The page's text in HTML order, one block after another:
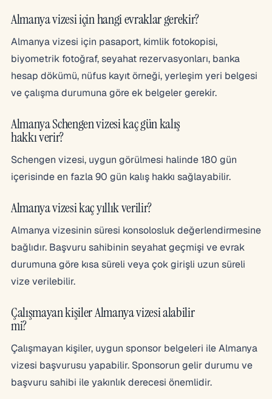
Almanya vizesi için hangi evraklar gerekir?
Almanya vizesi için pasaport, kimlik fotokopisi,
biyometrik fotoğraf, seyahat rezervasyonları, banka
hesap dökümü, nüfus kayıt örneği, yerleşim yeri belgesi
ve çalışma durumuna göre ek belgeler gerekir.
Almanya Schengen vizesi kaç gün kalış
hakkı verir?
Schengen vizesi, uygun görülmesi halinde 180 gün
içerisinde en fazla 90 gün kalış hakkı sağlayabilir.
Almanya vizesi kaç yıllık verilir?
Almanya vizesinin süresi konsolosluk değerlendirmesine
bağlıdır. Başvuru sahibinin seyahat geçmişi ve evrak
durumuna göre kısa süreli veya çok girişli uzun süreli
vize verilebilir.
Çalışmayan kişiler Almanya vizesi alabilir
mi?
Çalışmayan kişiler, uygun sponsor belgeleri ile Almanya
vizesi başvurusu yapabilir. Sponsorun gelir durumu ve
başvuru sahibi ile yakınlık derecesi önemlidir.